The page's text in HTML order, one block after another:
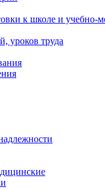
к школе и учебно-
уроков труда